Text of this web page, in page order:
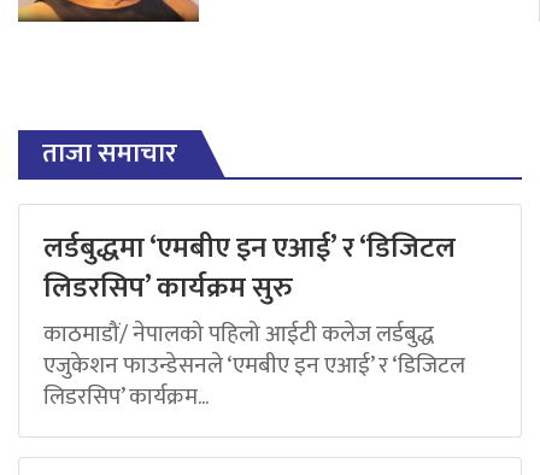
ताजा समाचार
लर्डबुद्धमा ‘एमबीए इन एआई’ र ‘डिजिटल
लिडरसिप’ कार्यक्रम सुरु
काठमाडौं/ नेपालको पहिलो आईटी कलेज लर्डबुद्ध
एजुकेशन फाउन्डेसनले ‘एमबीए इन एआई’ र ‘डिजिटल
लिडरसिप’ कार्यक्रम...